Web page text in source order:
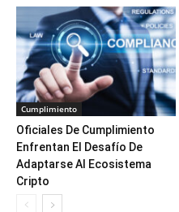
Cumplimiento
Oficiales De Cumplimiento
Enfrentan El Desafío De
Adaptarse Al Ecosistema
Cripto